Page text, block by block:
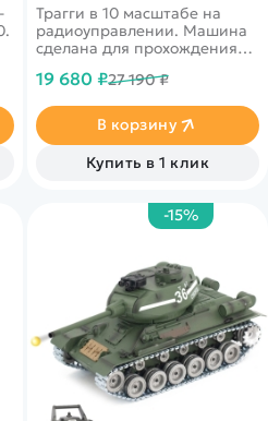
Трагги в 10 масштабе на
радиоуправлении. Машина
сделана для прохождения
влагозащищенный
позволит Вам разгоняться до
50 км в час. Время игры - 20
минут. Цвет машины - синий.
19 680 ₽27 190 ₽
В корзину
Купить в 1 клик
-15%